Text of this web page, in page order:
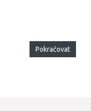
Pokračovat